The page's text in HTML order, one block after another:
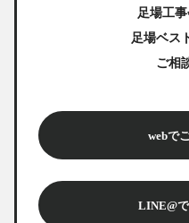
足場工
足場ベス
ご相
webで
LINE@